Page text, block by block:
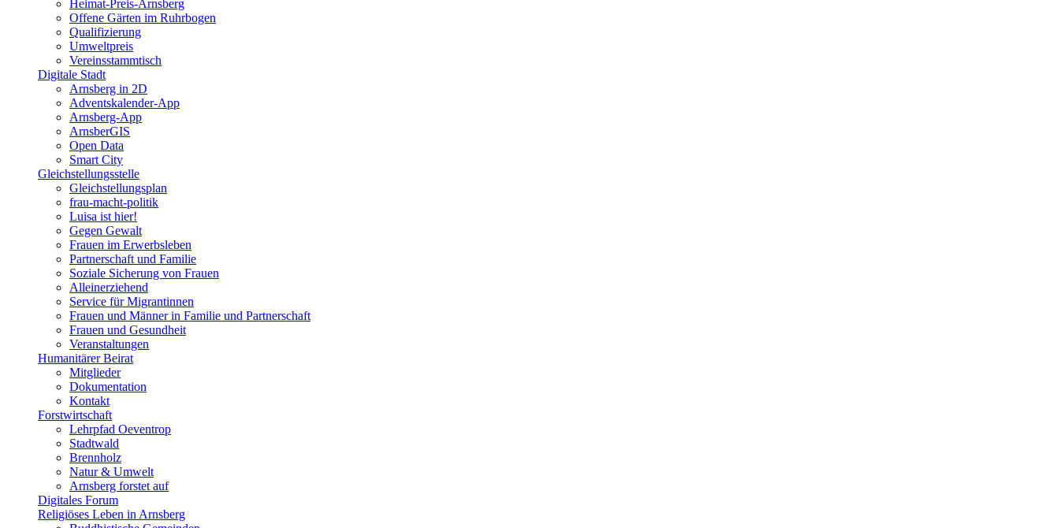
Heimat-Preis-Arnsberg
Offene Gärten im Ruhrbogen
Qualifizierung
Umweltpreis
Vereinsstammtisch
Digitale Stadt
Arnsberg in 2D
Adventskalender-App
Arnsberg-App
ArnsberGIS
Open Data
Smart City
Gleichstellungsstelle
Gleichstellungsplan
frau-macht-politik
Luisa ist hier!
Gegen Gewalt
Frauen im Erwerbsleben
Partnerschaft und Familie
Soziale Sicherung von Frauen
Alleinerziehend
Service für Migrantinnen
Frauen und Männer in Familie und Partnerschaft
Frauen und Gesundheit
Veranstaltungen
Humanitärer Beirat
Mitglieder
Dokumentation
Kontakt
Forstwirtschaft
Lehrpfad Oeventrop
Stadtwald
Brennholz
Natur & Umwelt
Arnsberg forstet auf
Digitales Forum
Religiöses Leben in Arnsberg